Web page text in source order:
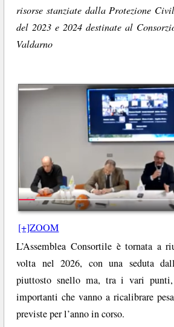
risorse stanziate dalla Protezione
del 2023 e 2024 destinate al
Valdarno
[+]ZOOM
L’Assemblea Consortile è tornata a
volta nel 2026, con una seduta
piuttosto snello ma, tra i vari punti,
importanti che vanno a ricalibrare
previste per l’anno in corso.